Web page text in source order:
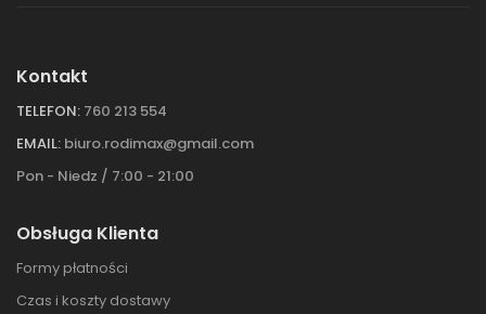
Kontakt
TELEFON: 760 213 554
EMAIL: biuro.rodimax@gmail.com
Pon - Niedz / 7:00 - 21:00
Obsługa Klienta
Formy płatności
Czas i koszty dostawy